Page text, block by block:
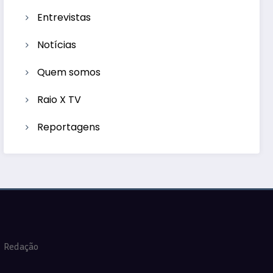
Entrevistas
Notícias
Quem somos
Raio X TV
Reportagens
Redação